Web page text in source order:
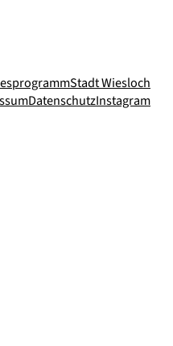
Stadt Wiesloch
DatenschutzInstagram